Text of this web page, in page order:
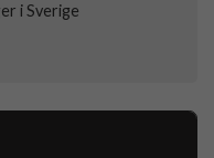
i Sverige